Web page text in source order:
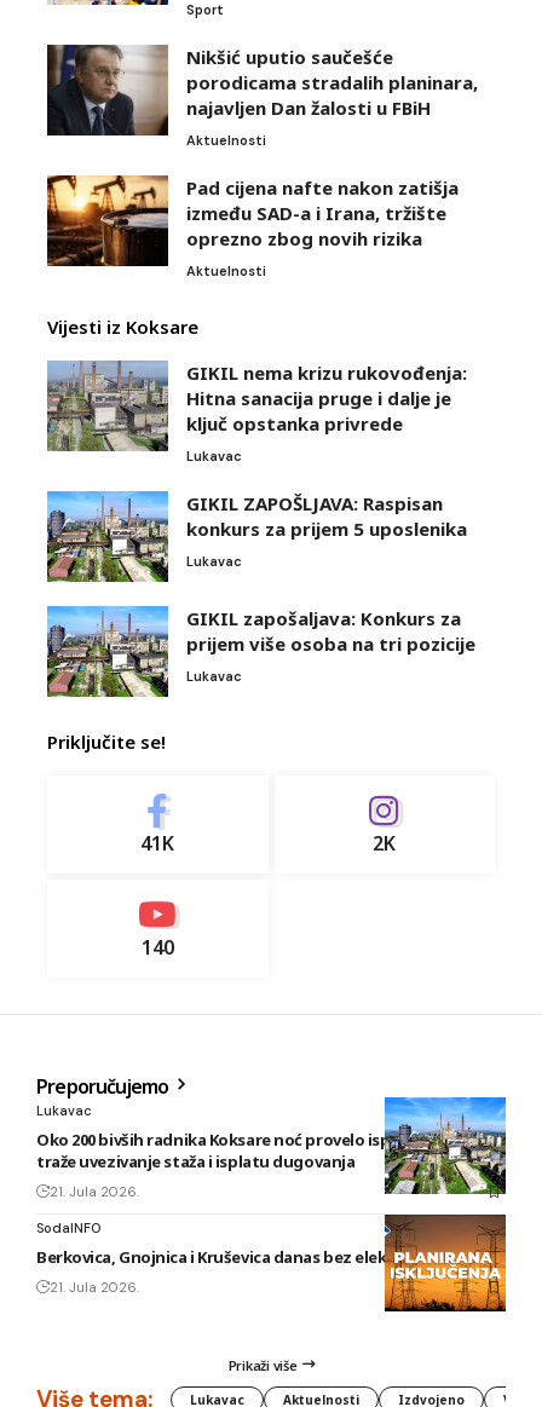
Sport
Nikšić uputio saučešće
porodicama stradalih planinara,
najavljen Dan žalosti u FBiH
Aktuelnosti
Pad cijena nafte nakon zatišja
između SAD-a i Irana, tržište
oprezno zbog novih rizika
Aktuelnosti
Vijesti iz Koksare
GIKIL nema krizu rukovođenja:
Hitna sanacija pruge i dalje je
ključ opstanka privrede
Lukavac
GIKIL ZAPOŠLJAVA: Raspisan
konkurs za prijem 5 uposlenika
Lukavac
GIKIL zapošaljava: Konkurs za
prijem više osoba na tri pozicije
Lukavac
Priključite se!
41K 2K
140
Preporučujemo
Lukavac
Oko 200 bivših radnika Koksare noć provelo ispred fabrike,
traže uvezivanje staža i isplatu dugovanja
21. Jula 2026.
SodaINFO
Berkovica, Gnojnica i Kruševica danas bez električne energije
21. Jula 2026.
Prikaži više
Više tema: Lukavac Aktuelnosti Izdvojeno